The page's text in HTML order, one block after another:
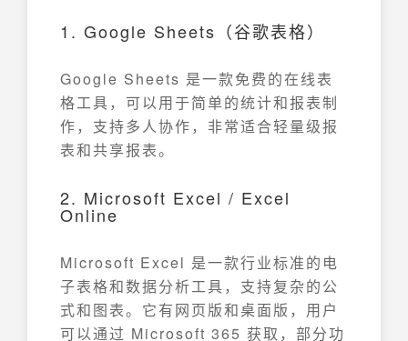
1. Google Sheets（谷歌表格）
Google Sheets 是一款免费的在线表
格工具，可以用于简单的统计和报表制
作，支持多人协作，非常适合轻量级报
表和共享报表。
2. Microsoft Excel / Excel
Online
Microsoft Excel 是一款行业标准的电
子表格和数据分析工具，支持复杂的公
式和图表。它有网页版和桌面版，用户
可以通过 Microsoft 365 获取，部分功